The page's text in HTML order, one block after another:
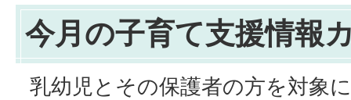
今月の子育て支援情報
乳幼児とその保護者の方を対象